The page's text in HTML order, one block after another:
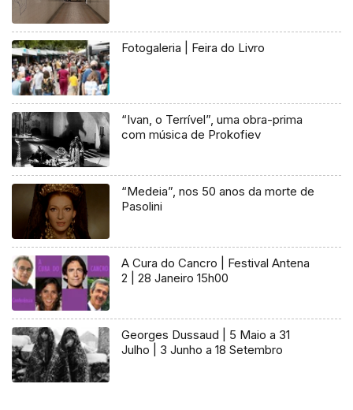
Fotogaleria | Feira do Livro
“Ivan, o Terrível”, uma obra-prima
com música de Prokofiev
“Medeia”, nos 50 anos da morte de
Pasolini
A Cura do Cancro | Festival Antena
2 | 28 Janeiro 15h00
Georges Dussaud | 5 Maio a 31
Julho | 3 Junho a 18 Setembro